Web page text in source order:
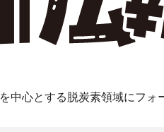
中心とする脱炭素領域にフォ